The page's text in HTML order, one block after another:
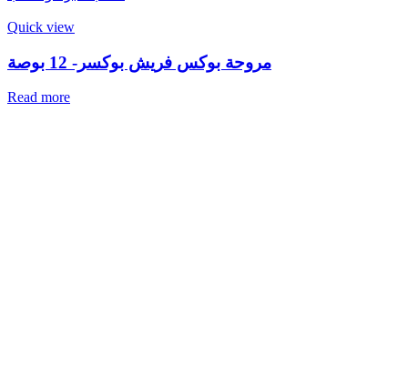
Quick view
مروحة بوكس فريش بوكسر- 12 بوصة
Read more